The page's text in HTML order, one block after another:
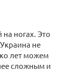
ногах. Это
не
лет можем
сложным и